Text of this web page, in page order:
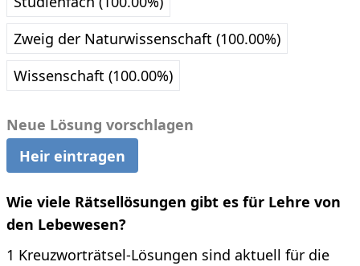
Zweig der Naturwissenschaft (100.00%)
Wissenschaft (100.00%)
Neue Lösung vorschlagen
Heir eintragen
Wie viele Rätsellösungen gibt es für Lehre von
den Lebewesen?
1 Kreuzworträtsel-Lösungen sind aktuell für die